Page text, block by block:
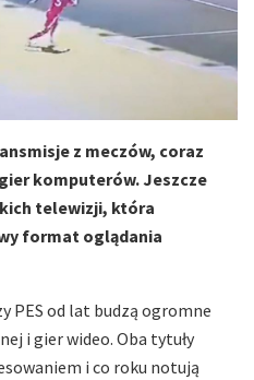
z meczów, coraz
komputerów. Jeszcze
telewizji, która
format oglądania
PES od lat budzą ogromne
i gier wideo. Oba tytuły
i co roku notują